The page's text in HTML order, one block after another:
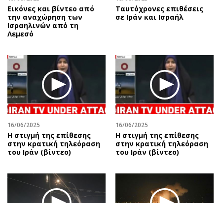
Εικόνες και βίντεο από
την αναχώρηση των
Ισραηλινών από τη
Λεμεσό
Ταυτόχρονες επιθέσεις
σε Ιράν και Ισραήλ
16/06/2025
Η στιγμή της επίθεσης
στην κρατική τηλεόραση
του Ιράν (βίντεο)
16/06/2025
Η στιγμή της επίθεσης
στην κρατική τηλεόραση
του Ιράν (βίντεο)